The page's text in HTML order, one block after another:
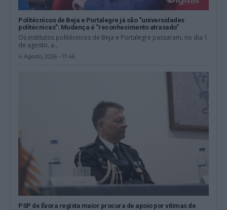
Politécnicos de Beja e Portalegre já são “universidades
politécnicas”: Mudança é “reconhecimento atrasado”
Os institutos politécnicos de Beja e Portalegre passaram, no dia 1
de agosto, a...
4 Agosto, 2026 - 17:46
PSP de Évora regista maior procura de apoio por vítimas de